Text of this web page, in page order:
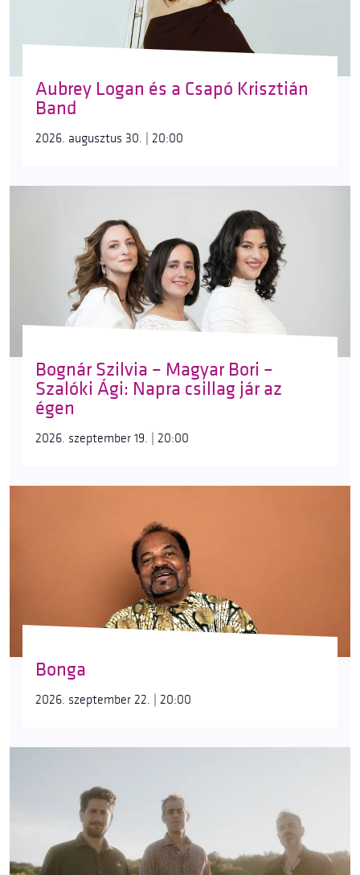
Aubrey Logan és a Csapó Krisztián
Band
2026. augusztus 30. | 20:00
Bognár Szilvia – Magyar Bori –
Szalóki Ági: Napra csillag jár az
égen
2026. szeptember 19. | 20:00
Bonga
2026. szeptember 22. | 20:00